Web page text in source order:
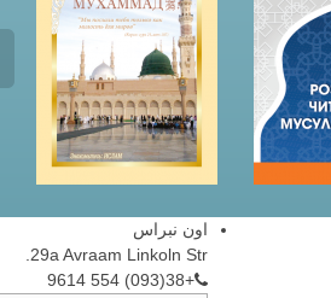
اون نبراس
29a Avraam Linkoln Str.
+38(093) 554 9614